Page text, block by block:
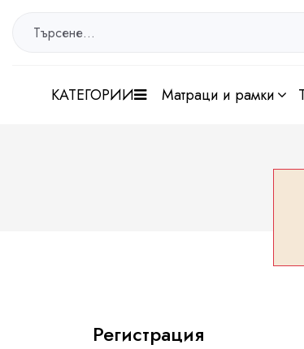
КАТЕГОРИИ матраци и рамки
Регистрация